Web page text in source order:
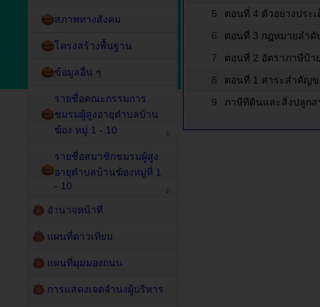
5
ตอนที่ 4 ตัวอย่างประ
6
ตอนที่ 3 กฎหมายลำดั
7
ตอนที่ 2 อัตราภาษีป้า
8
ตอนที่ 1 สาระสำคัญ
9
ภาษีทีดินและสิ่งปลูกส
สภาพทางสังคม
โครงสร้างพื้นฐาน
ข้อมูลอื่น ๆ
รายชื่อคณะกรรมการ
ชมรมผู้สูงอายุตำบลบ้าน
ฆ้อง หมู่ 1 - 10
รายชื่อสมาชิกชมรมผู้สูง
อายุตำบลบ้านฆ้องหมู่ที่ 1
- 10
อำนาจหน้าที่
แผนที่ดาวเทียม
แผนที่มุมมองถนน
การแสดงเจตจำนงผู้บริหาร